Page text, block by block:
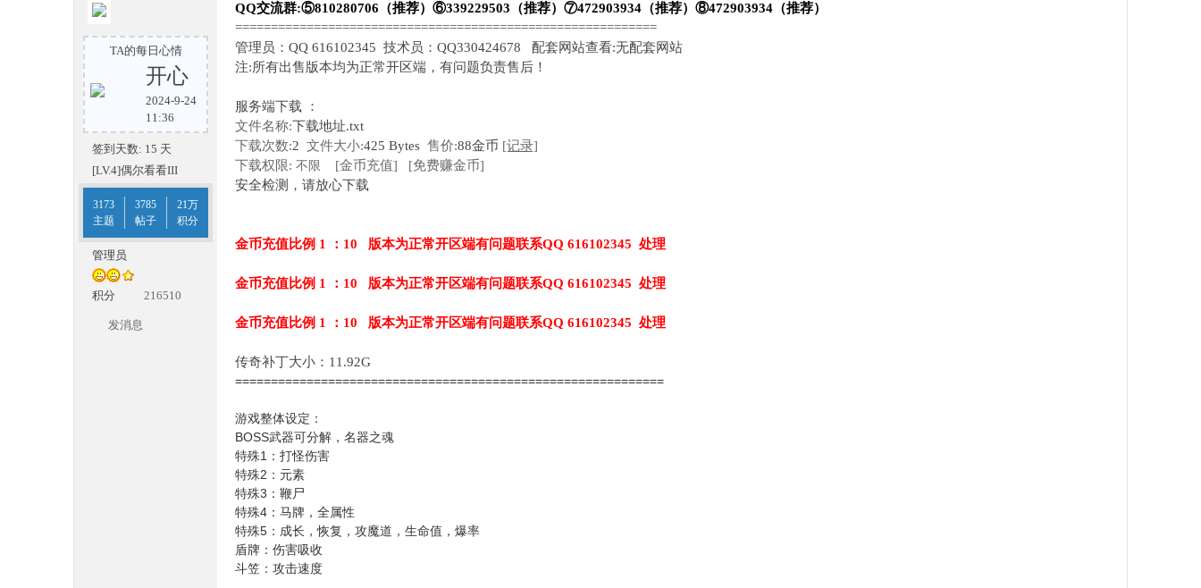
九
TA的每日心情
开心
2024-9-24
11:36
签到天数: 15 天
[LV.4]偶尔看看III
3173
主题
3785
帖子
21万
积分
管理员
积分 216510
发消息
QQ交流群:⑤810280706（推荐）⑥339229503（推荐）⑦472903934（推荐）⑧472903934（推荐）
===========================================================
管理员：QQ 616102345 技术员：QQ330424678 配套网站查看:无配套网站
注:所有出售版本均为正常开区端，有问题负责售后！
服务端下载 ：
文件名称:下载地址.txt
下载次数:2 文件大小:425 Bytes 售价:88金币 [记录]
下载权限: 不限 [金币充值]
[免费赚金币]
安全检测，请放心下载
金币充值比例 1 ：10 版本为正常开区端有问题联系QQ 616102345 处理
金币充值比例 1 ：10 版本为正常开区端有问题联系QQ 616102345 处理
金币充值比例 1 ：10 版本为正常开区端有问题联系QQ 616102345 处理
传奇补丁大小：11.92G
============================================================
游戏整体设定：
BOSS武器可分解，名器之魂
特殊1：打怪伤害
特殊2：元素
特殊3：鞭尸
特殊4：马牌，全属性
特殊5：成长，恢复，攻魔道，生命值，爆率
盾牌：伤害吸收
斗笠：攻击速度